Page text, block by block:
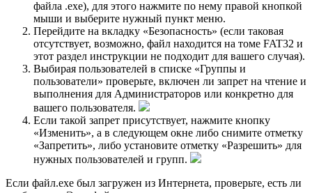
файла .exe), для этого нажмите по нему правой кнопкой
мыши и выберите нужный пункт меню.
Перейдите на вкладку «Безопасность» (если таковая
отсутствует, возможно, файл находится на томе FAT32 и
этот раздел инструкции не подходит для вашего случая).
Выбирая пользователей в списке «Группы и
пользователи» проверьте, включен ли запрет на чтение и
выполнения для Администраторов или конкретно для
вашего пользователя.
Если такой запрет присутствует, нажмите кнопку
«Изменить», а в следующем окне либо снимите отметку
«Запретить», либо установите отметку «Разрешить» для
нужных пользователей и групп.
Если файл.exe был загружен из Интернета, проверьте, есть ли